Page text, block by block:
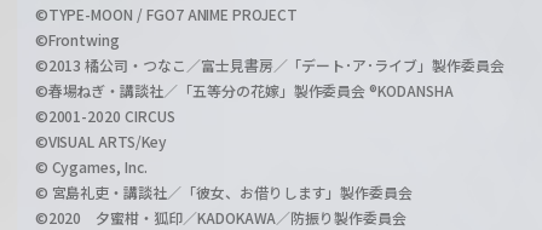
©TYPE-MOON / FGO7 ANIME PROJECT
©Frontwing
©2013 橘公司・つなこ／富士見書房／「デート･ア･ライブ」製作委員会
©春場ねぎ・講談社／「五等分の花嫁」製作委員会 ®KODANSHA
©2001-2020 CIRCUS
©VISUAL ARTS/Key
© Cygames, Inc.
© 宮島礼吏・講談社／「彼女、お借りします」製作委員会
©2020 夕蜜柑・狐印／KADOKAWA／防振り製作委員会